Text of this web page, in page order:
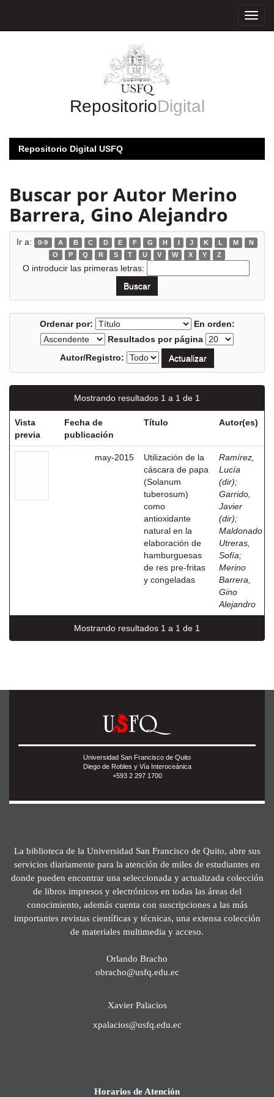
RepositorioDigital
Repositorio Digital USFQ
Buscar por Autor Merino
Barrera, Gino Alejandro
Ir a: 0-9 A B C D E F G H I J K L M
N
O
P Q R S T U V W X Y Z
O introducir las primeras letras:
Ordenar por:
En orden:
Resultados por página
Autor/Registro:
Mostrando resultados 1 a 1 de 1
Vista
previa
Fecha de
publicación
Título Autor(es)
may-2015
Utilización de la
cáscara de papa
(Solanum
tuberosum)
como
antioxidante
natural en la
elaboración de
hamburguesas
de res pre-fritas
y congeladas
Ramírez,
Lucía
(dir);
Garrido,
Javier
(dir);
Maldonado
Utreras,
Sofía;
Merino
Barrera,
Gino
Alejandro
Mostrando resultados 1 a 1 de 1
Universidad San Francisco de Quito
Diego de Robles y Vía Interoceánica
+593 2 297 1700
La biblioteca de la Universidad San Francisco de Quito, abre sus
servicios diariamente para la atención de miles de estudiantes en
donde pueden encontrar una seleccionada y actualizada colección
de libros impresos y electrónicos en todas las áreas del
conocimiento, además cuenta con suscripciones a las más
importantes revistas científicas y técnicas, una extensa colección
de materiales multimedia y acceso.
Orlando Bracho
obracho@usfq.edu.ec
Xavier Palacios
xpalacios@usfq.edu.ec
Horarios de Atención